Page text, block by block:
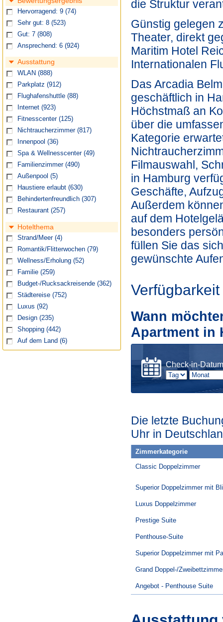
Hervorragend: 9 (74)
Sehr gut: 8 (523)
Gut: 7 (808)
Ansprechend: 6 (924)
Ausstattung
WLAN (888)
Parkplatz (912)
Flughafenshuttle (88)
Internet (923)
Fitnesscenter (125)
Nichtraucherzimmer (817)
Innenpool (36)
Spa & Wellnesscenter (49)
Familienzimmer (490)
Außenpool (5)
Haustiere erlaubt (630)
Behindertenfreundlich (307)
Restaurant (257)
Hotelthema
Strand/Meer (4)
Romantik/Flitterwochen (79)
Wellness/Erholung (52)
Familie (259)
Budget-/Rucksackreisende (362)
Städtereise (752)
Luxus (92)
Design (235)
Shopping (442)
Auf dem Land (6)
die Struktur
Günstig gelegen
Theater, direkt
Maritim Hotel
Internationalen
Das Arcadia
geschäftlich in
Höchstmaß an
über die
Kategorie
Filmauswahl,
in Hamburg
Geschäfte,
Außerdem
auf dem
besonders
füllen Sie das
gewünschte
Verfügbarkeit
Wann
Apartment in
Check-in-Datum
Die letzte
Uhr in
Zimmerkategorie
Classic Doppelzimmer
Superior Doppelzimmer mit
Luxus Doppelzimmer
Prestige Suite
Penthouse-Suite
Superior Doppelzimmer mit
Grand Doppel-/
Angebot - Penthouse Suite